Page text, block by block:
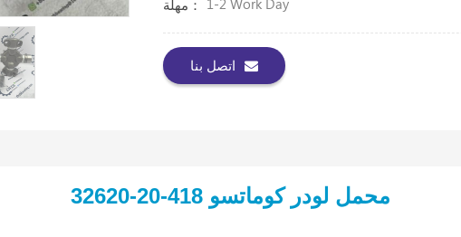
مهلة： 1-2 Work Day
اتصل بنا
محمل لودر كوماتسو 418-20-32620